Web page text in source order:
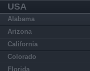
USA
Alabama
Arizona
California
Colorado
Florida